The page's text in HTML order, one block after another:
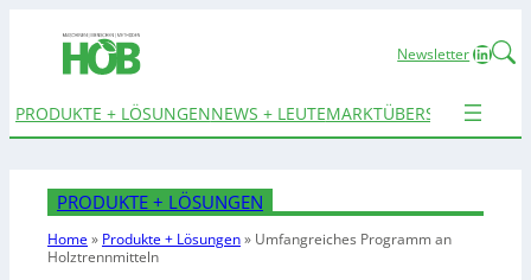
Newsletter
PRODUKTE + LÖSUNGENNEWS + LEUTEMARKTÜBERSICHTEN
PRODUKTE + LÖSUNGEN
Home» Produkte + Lösungen» Umfangreiches Programm an
Holztrennmitteln